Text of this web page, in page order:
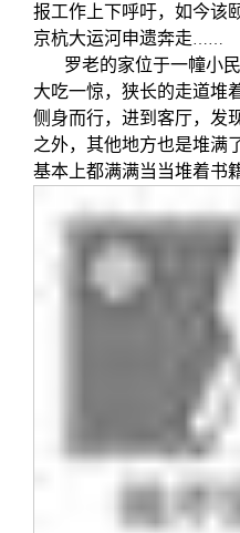
报工作上下呼吁，如今该
京杭大运河申遗奔走……
罗老的家位于一幢小
大吃一惊，狭长的走道堆
侧身而行，进到客厅，发
之外，其他地方也是堆满
基本上都满满当当堆着书籍